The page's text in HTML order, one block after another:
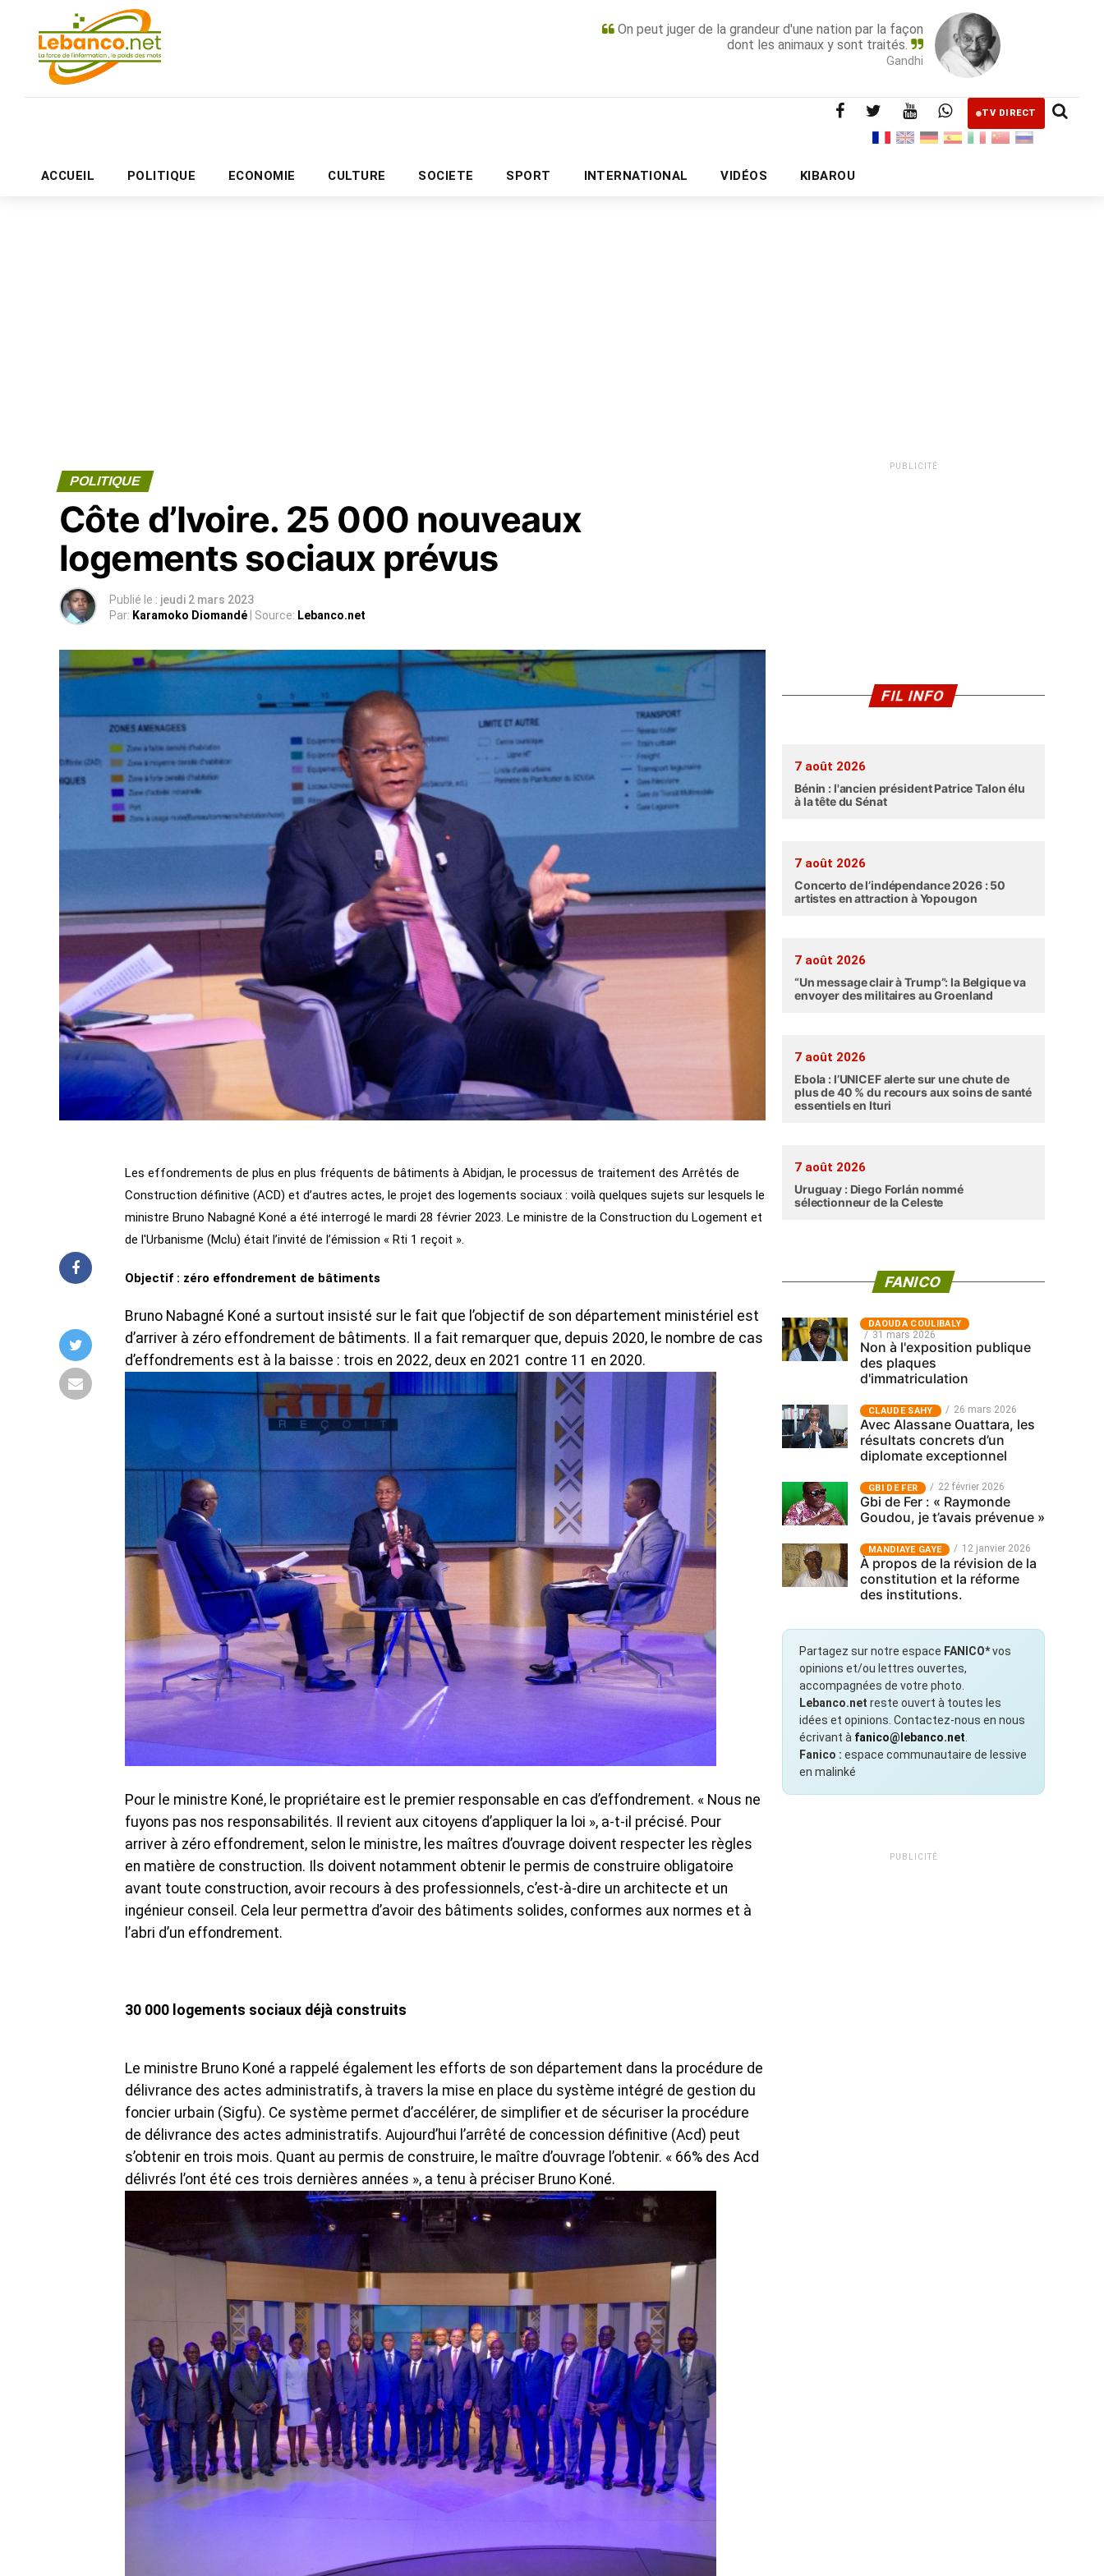
On peut juger de la grandeur d'une nation par la façon
dont les animaux y sont traités.
Gandhi
TV DIRECT
ACCUEIL POLITIQUE ECONOMIE CULTURE SOCIETE SPORT INTERNATIONAL VIDÉOS KIBAROU
PUBLICITÉ
POLITIQUE
Côte d’Ivoire. 25 000 nouveaux
logements sociaux prévus
Publié le : jeudi 2 mars 2023
Par: Karamoko Diomandé | Source: Lebanco.net
Les effondrements de plus en plus fréquents de bâtiments à Abidjan, le processus de traitement des Arrêtés de
Construction définitive (ACD) et d’autres actes, le projet des logements sociaux : voilà quelques sujets sur lesquels le
ministre Bruno Nabagné Koné a été interrogé le mardi 28 février 2023. Le ministre de la Construction du Logement et
de l'Urbanisme (Mclu) était l’invité de l’émission « Rti 1 reçoit ».
Objectif : zéro effondrement de bâtiments
Bruno Nabagné Koné a surtout insisté sur le fait que l’objectif de son département ministériel est
d’arriver à zéro effondrement de bâtiments. Il a fait remarquer que, depuis 2020, le nombre de cas
d’effondrements est à la baisse : trois en 2022, deux en 2021 contre 11 en 2020.
Pour le ministre Koné, le propriétaire est le premier responsable en cas d’effondrement. « Nous ne
fuyons pas nos responsabilités. Il revient aux citoyens d’appliquer la loi », a-t-il précisé. Pour
arriver à zéro effondrement, selon le ministre, les maîtres d’ouvrage doivent respecter les règles
en matière de construction. Ils doivent notamment obtenir le permis de construire obligatoire
avant toute construction, avoir recours à des professionnels, c’est-à-dire un architecte et un
ingénieur conseil. Cela leur permettra d’avoir des bâtiments solides, conformes aux normes et à
l’abri d’un effondrement.
30 000 logements sociaux déjà construits
Le ministre Bruno Koné a rappelé également les efforts de son département dans la procédure de
délivrance des actes administratifs, à travers la mise en place du système intégré de gestion du
foncier urbain (Sigfu). Ce système permet d’accélérer, de simplifier et de sécuriser la procédure
de délivrance des actes administratifs. Aujourd’hui l’arrêté de concession définitive (Acd) peut
s’obtenir en trois mois. Quant au permis de construire, le maître d’ouvrage l’obtenir. « 66% des Acd
délivrés l’ont été ces trois dernières années », a tenu à préciser Bruno Koné.
PUBLICITÉ
FIL INFO
7 août 2026
Bénin : l'ancien président Patrice Talon élu
à la tête du Sénat
7 août 2026
Concerto de l’indépendance 2026 : 50
artistes en attraction à Yopougon
7 août 2026
“Un message clair à Trump”: la Belgique va
envoyer des militaires au Groenland
7 août 2026
Ebola : l’UNICEF alerte sur une chute de
plus de 40 % du recours aux soins de santé
essentiels en Ituri
7 août 2026
Uruguay : Diego Forlán nommé
sélectionneur de la Celeste
FANICO
‎DAOUDA COULIBALY
31 mars 2026
Non à l'exposition publique
des plaques
d'immatriculation
CLAUDE SAHY 26 mars 2026
Avec Alassane Ouattara, les
résultats concrets d’un
diplomate exceptionnel
GBI DE FER 22 février 2026
Gbi de Fer : « Raymonde
Goudou, je t’avais prévenue »
MANDIAYE GAYE 12 janvier 2026
À propos de la révision de la
constitution et la réforme
des institutions.
Partagez sur notre espace FANICO*vos
opinions et/ou lettres ouvertes,
accompagnées de votre photo.
Lebanco.net reste ouvert à toutes les
idées et opinions. Contactez-nous en nous
écrivant à fanico@lebanco.net
Fanico : espace communautaire de lessive
en malinké
PUBLICITÉ